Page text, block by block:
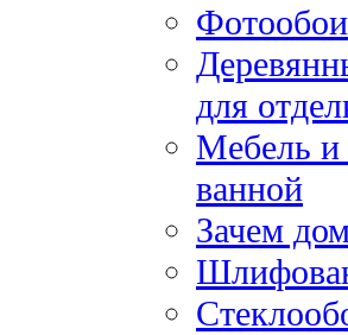
для
Мебель и
ванной
Зачем